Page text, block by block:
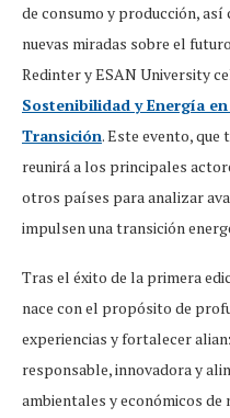
de consumo y producción,
nuevas miradas sobre el
Redinter y ESAN University
Sostenibilidad y Energía
Transición. Este evento, que
reunirá a los principales
otros países para analizar
impulsen una transición
Tras el éxito de la primera
nace con el propósito de
experiencias y fortalecer
responsable, innovadora y
ambientales y económicos